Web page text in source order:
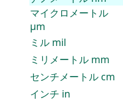
マイクロメートル
μm
ミル mil
ミリメートル mm
センチメートルcm
インチ in